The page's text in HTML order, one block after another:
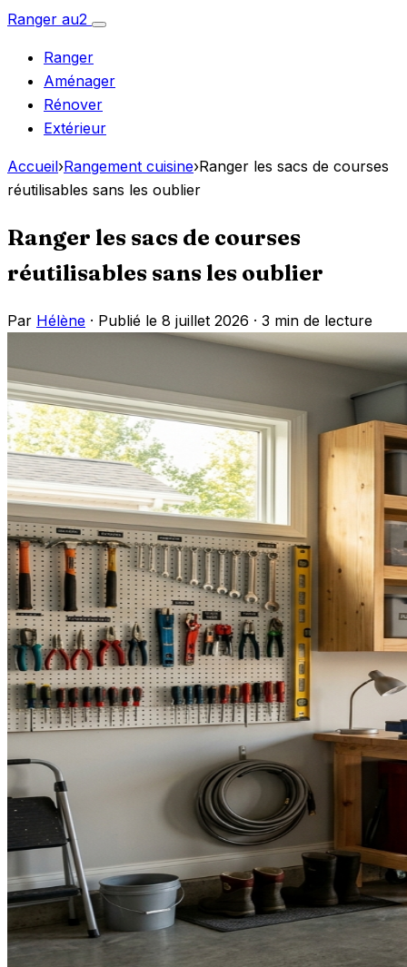
Aller
contenu
Ranger au2
Ouvrir
Ranger
Aménager
Rénover
Extérieur
Accueil›Rangement cuisine›Ranger les sacs de courses
réutilisables sans les oublier
Ranger les sacs de courses
réutilisables sans les oublier
Par Hélène · Publié le 8 juillet 2026 · 3 min de lecture